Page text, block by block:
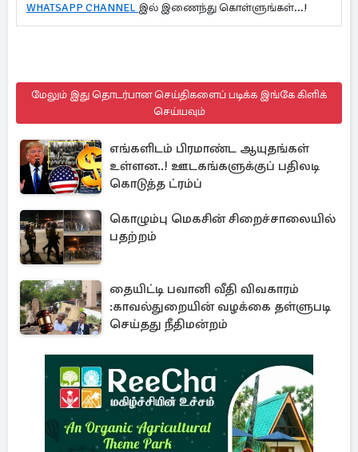
WHATSAPP CHANNEL இல் இணைந்து கொள்ளுங்கள்...!
மேலும் இது தொடர்பான செய்திகளைப் படிக்க இங்கே கிளிக்
செய்யவும்
எங்களிடம் பிரமாண்ட ஆயுதங்கள்
உள்ளன..! ஊடகங்களுக்குப் பதிலடி
கொடுத்த ட்ரம்ப்
கொழும்பு மெகசின் சிறைச்சாலையில்
பதற்றம்
தையிட்டி பவானி வீதி விவகாரம்
:காவல்துறையின் வழக்கை தள்ளுபடி
செய்தது நீதிமன்றம்